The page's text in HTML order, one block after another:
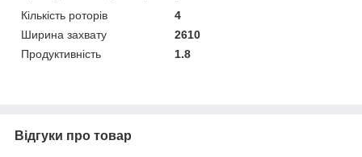
Кількість роторів
4
Ширина захвату
2610
Продуктивність
1.8
Відгуки про товар